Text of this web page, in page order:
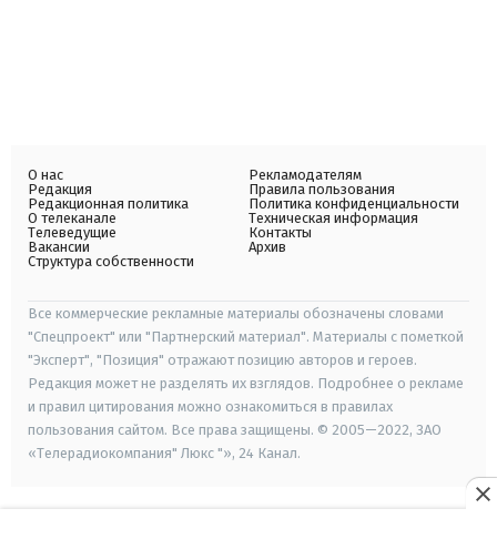
О нас
Редакция
Редакционная политика
О телеканале
Телеведущие
Вакансии
Структура собственности
Рекламодателям
Правила пользования
Политика конфиденциальности
Техническая информация
Контакты
Архив
Все коммерческие рекламные материалы обозначены словами
"Спецпроект" или "Партнерский материал". Материалы с пометкой
"Эксперт", "Позиция" отражают позицию авторов и героев.
Редакция может не разделять их взглядов. Подробнее о рекламе
и правил цитирования можно ознакомиться в правилах
пользования сайтом. Все права защищены. © 2005—2022, ЗАО
«Телерадиокомпания" Люкс "», 24 Канал.